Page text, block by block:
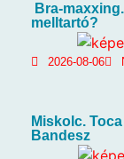
Bra-
melltartó?
2026-08-06
Miskolc.
Bandesz